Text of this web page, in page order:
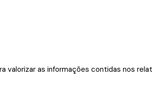
valorizar as informações contidas nos